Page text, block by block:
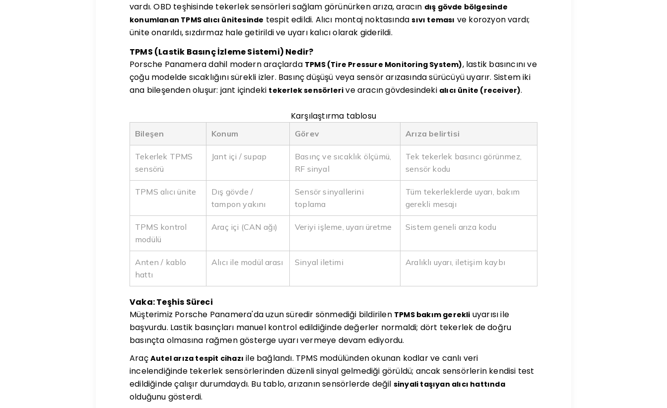
vardı. OBD teşhisinde tekerlek sensörleri sağlam görünürken arıza, aracın dış gövde bölgesinde
konumlanan TPMS alıcı ünitesinde tespit edildi. Alıcı montaj noktasındasıvı teması ve korozyon vardı;
ünite onarıldı, sızdırmaz hale getirildi ve uyarı kalıcı olarak giderildi.
TPMS (Lastik Basınç İzleme Sistemi) Nedir?
Porsche Panamera dahil modern araçlarda TPMS (Tire Pressure Monitoring System), lastik basıncını ve
çoğu modelde sıcaklığını sürekli izler. Basınç düşüşü veya sensör arızasında sürücüyü uyarır. Sistem iki
ana bileşenden oluşur: jant içindeki tekerlek sensörleri ve aracın gövdesindeki alıcı ünite (receiver).
Karşılaştırma tablosu
Bileşen Konum Görev Arıza belirtisi
Tekerlek TPMS
sensörü
Jant içi / supap
Basınç ve sıcaklık ölçümü,
RF sinyal
Tek tekerlek basıncı görünmez,
sensör kodu
TPMS alıcı ünite
Dış gövde /
tampon yakını
Sensör sinyallerini
toplama
Tüm tekerleklerde uyarı, bakım
gerekli mesajı
TPMS kontrol
modülü
Araç içi (CAN ağı) Veriyi işleme, uyarı üretme Sistem geneli arıza kodu
Anten / kablo
hattı
Alıcı ile modül arası Sinyal iletimi Aralıklı uyarı, iletişim kaybı
Vaka: Teşhis Süreci
Müşterimiz Porsche Panamera'da uzun süredir sönmediği bildirilen TPMS bakım gerekli uyarısı ile
başvurdu. Lastik basınçları manuel kontrol edildiğinde değerler normaldi; dört tekerlek de doğru
basınçta olmasına rağmen gösterge uyarı vermeye devam ediyordu.
Araç Autel arıza tespit cihazı ile bağlandı. TPMS modülünden okunan kodlar ve canlı veri
incelendiğinde tekerlek sensörlerinden düzenli sinyal gelmediği görüldü; ancak sensörlerin kendisi test
edildiğinde çalışır durumdaydı. Bu tablo, arızanın sensörlerde değil sinyali taşıyan alıcı hattında
olduğunu gösterdi.